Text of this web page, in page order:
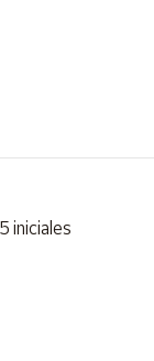
iniciales